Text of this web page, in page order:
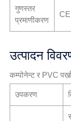
गुणस्तर
प्रमाणीकरण
CE
उत्पादन
कम्पोनेन्ट र PVC
उपकरण